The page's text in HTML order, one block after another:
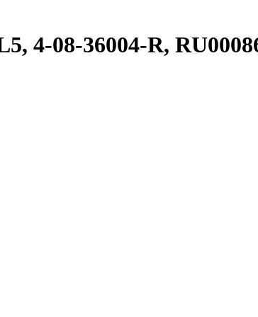
4-08-36004-R,